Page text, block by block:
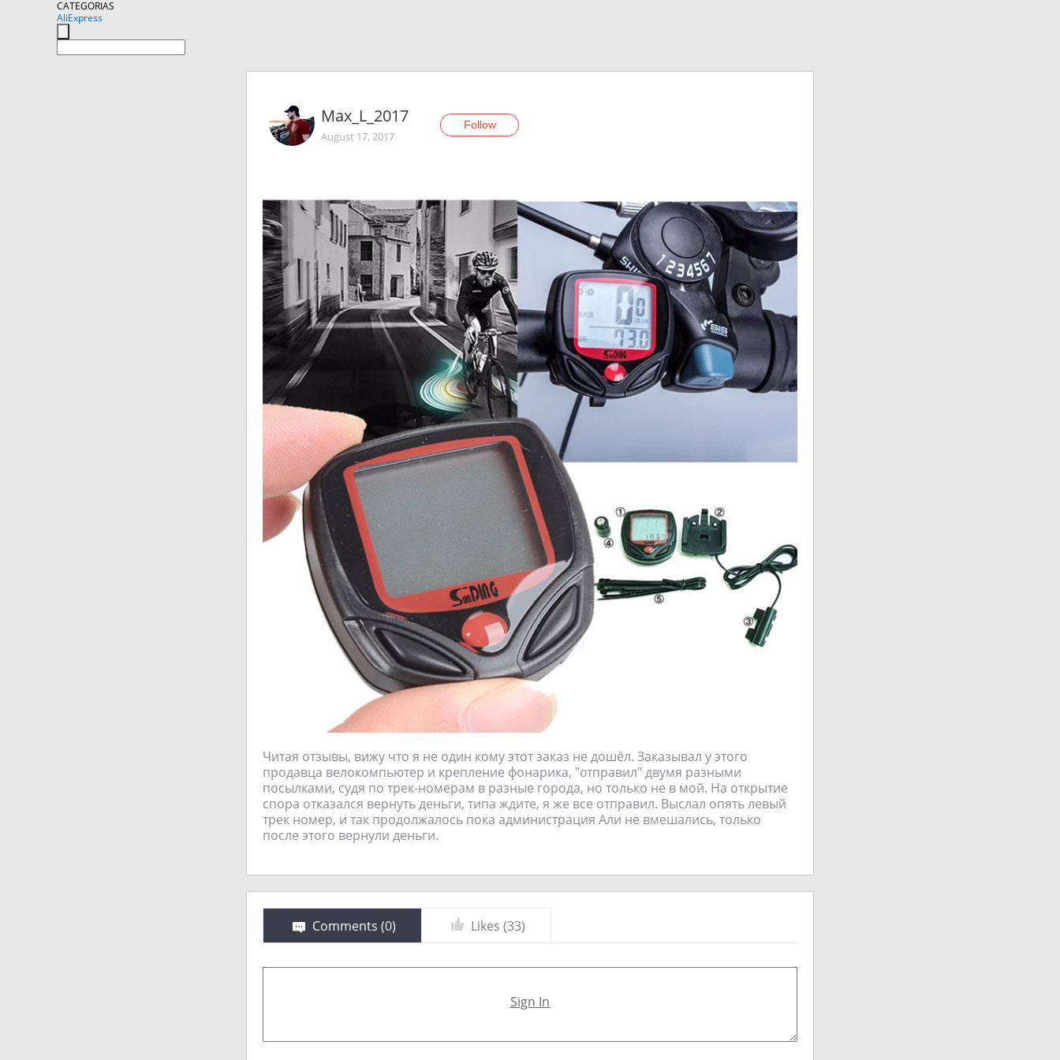
CATEGORIAS
AliExpress
Max_L_2017
August 17, 2017
Follow
Читая отзывы, вижу что я не один кому этот заказ не дошёл. Заказывал у этого
продавца велокомпьютер и крепление фонарика, "отправил" двумя разными
посылками, судя по трек-номерам в разные города, но только не в мой. На открытие
спора отказался вернуть деньги, типа ждите, я же все отправил. Выслал опять левый
трек номер, и так продолжалось пока администрация Али не вмешались, только
после этого вернули деньги.
Comments (0) Likes (33)
Sign In